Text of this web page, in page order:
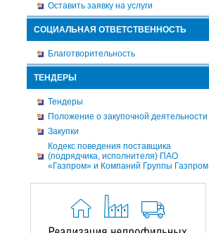
Оставить заявку на услуги
СОЦИАЛЬНАЯ ОТВЕТСТВЕННОСТЬ
Благотворительность
ТЕНДЕРЫ
Тендеры
Положение о закупочной деятельности
Закупки
Кодекс поведения поставщика
(подрядчика, исполнителя) ПАО
«Газпром» и Компаний Группы Газпром